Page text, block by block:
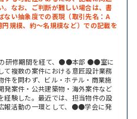
。なお、ご判断が難しい場合は、書
ない抽象度での表現（取引先名：A
規模、約～名規模など）での記載を
研修期間を経て、●●本部 ●●室に
て複数の案件における意匠設計業務
件を問わず、ビル・ホテル・商業施
発案件・公共建築物・海外案件など
経験した。最近では、担当物件の設
報活動の一環として、●●学会に発